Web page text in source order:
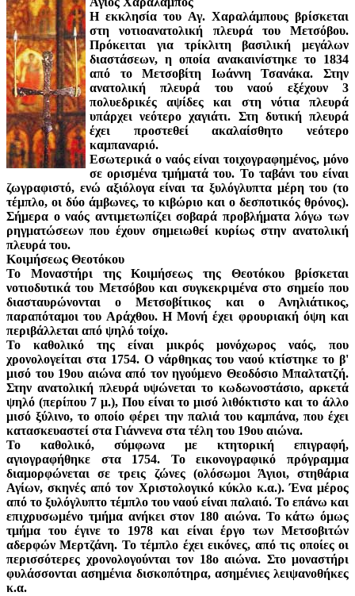
Η εκκλησία του Αγ. Χαραλάμπους βρίσκεται
στη νοτιοανατολική πλευρά του Μετσόβου.
Πρόκειται για τρίκλιτη βασιλική μεγάλων
διαστάσεων, η οποία ανακαινίστηκε το 1834
από το Μετσοβίτη Ιωάννη Τσανάκα. Στην
ανατολική πλευρά του ναού εξέχουν 3
πολυεδρικές αψίδες και στη νότια πλευρά
υπάρχει νεότερο χαγιάτι. Στη δυτική πλευρά
έχει προστεθεί ακαλαίσθητο νεότερο
καμπαναριό.
Εσωτερικά ο ναός είναι τοιχογραφημένος, μόνο
σε ορισμένα τμήματά του. Το ταβάνι του είναι
ζωγραφιστό, ενώ αξιόλογα είναι τα ξυλόγλυπτα μέρη του (το
τέμπλο, οι δύο άμβωνες, το κιβώριο και ο δεσποτικός θρόνος).
Σήμερα ο ναός αντιμετωπίζει σοβαρά προβλήματα λόγω των
ρηγματώσεων που έχουν σημειωθεί κυρίως στην ανατολική
πλευρά του.
Κοιμήσεως Θεοτόκου
Το Μοναστήρι της Κοιμήσεως της Θεοτόκου βρίσκεται
νοτιοδυτικά του Μετσόβου και συγκεκριμένα στο σημείο που
διασταυρώνονται ο Μετσοβίτικος και ο Ανηλιάτικος,
παραπόταμοι του Αράχθου. Η Μονή έχει φρουριακή όψη και
περιβάλλεται από ψηλό τοίχο.
Το καθολικό της είναι μικρός μονόχωρος ναός, που
χρονολογείται στα 1754. Ο νάρθηκας του ναού κτίστηκε το β'
μισό του 19ου αιώνα από τον ηγούμενο Θεοδόσιο Μπαλτατζή.
Στην ανατολική πλευρά υψώνεται το κωδωνοστάσιο, αρκετά
ψηλό (περίπου 7 μ.), Που είναι το μισό λιθόκτιστο και το άλλο
μισό ξύλινο, το οποίο φέρει την παλιά του καμπάνα, που έχει
κατασκευαστεί στα Γιάννενα στα τέλη του 19ου αιώνα.
Το καθολικό, σύμφωνα με κτητορική επιγραφή,
αγιογραφήθηκε στα 1754. Το εικονογραφικό πρόγραμμα
διαμορφώνεται σε τρεις ζώνες (ολόσωμοι Άγιοι, στηθάρια
Αγίων, σκηνές από τον Χριστολογικό κύκλο κ.α.). Ένα μέρος
από το ξυλόγλυπτο τέμπλο του ναού είναι παλαιό. Το επάνω και
επιχρυσωμένο τμήμα ανήκει στον 180 αιώνα. Το κάτω όμως
τμήμα του έγινε το 1978 και είναι έργο των Μετσοβιτών
αδερφών Μερτζάνη. Το τέμπλο έχει εικόνες, από τις οποίες οι
περισσότερες χρονολογούνται τον 18ο αιώνα. Στο μοναστήρι
φυλάσσονται ασημένια δισκοπότηρα, ασημένιες λειψανοθήκες
κ.α.